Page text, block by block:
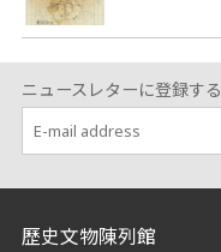
ニュースレターに登録する
:::
歷史文物陳列館